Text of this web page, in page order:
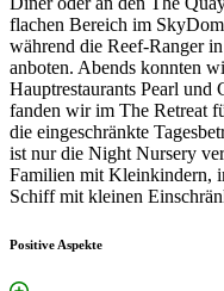
flachen Bereich im
während die Reef-Ranger
anboten. Abends konnten
Hauptrestaurants Pearl
fanden wir im The Retreat
die eingeschränkte
ist nur die Night Nursery
Familien mit Kleinkindern,
Schiff mit kleinen
Positive Aspekte